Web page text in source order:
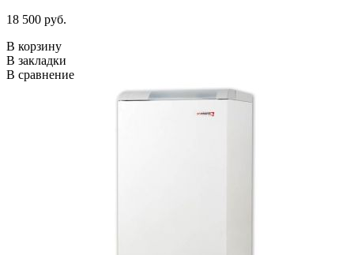
18 500 руб.
В корзину
В закладки
В сравнение